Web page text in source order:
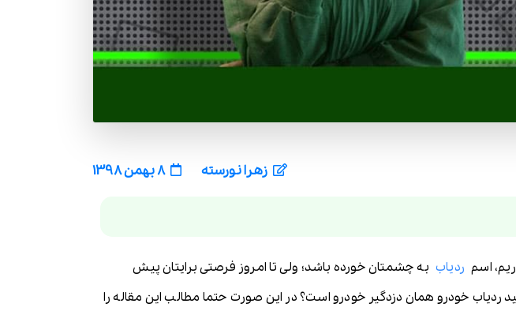
زهرا نورسته 8 بهمن 1398
اسم ردیاب به چشمتان خورده باشد؛ ولی تا امروز فرصتی برایتان پیش
ردیاب خودرو همان دزدگیر خودرو است؟ در این صورت حتما مطالب این مقاله را